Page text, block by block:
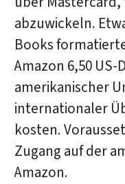
abzuwickeln.
Books
Amazon 6,50
amerikanischer
internationaler
kosten.
Zugang auf der
Amazon.